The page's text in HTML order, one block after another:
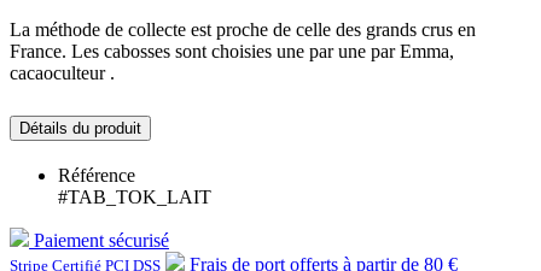
La méthode de collecte est proche de celle des grands crus en
France. Les cabosses sont choisies une par une par Emma,
cacaoculteur .
Détails du produit
Référence
#TAB_TOK_LAIT
Paiement sécurisé
Stripe Certifié PCI DSS Frais de port offerts à partir de 80 €